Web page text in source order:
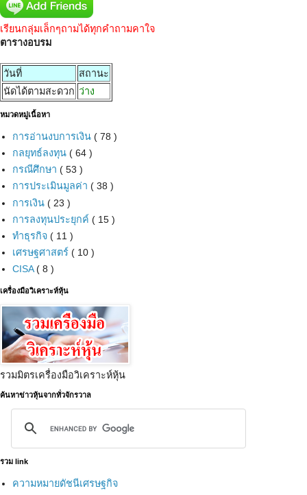
เรียนกลุ่มเล็กๆถามได้ทุกคำถามคาใจ
ตารางอบรม
วันที่
สถานะ
นัดได้ตามสะดวก ว่าง
หมวดหมู่เนื้อหา
การอ่านงบการเงิน ( 78 )
กลยุทธ์ลงทุน ( 64 )
กรณีศึกษา ( 53 )
การประเมินมูลค่า ( 38 )
การเงิน ( 23 )
การลงทุนประยุกค์ ( 15 )
ทำธุรกิจ ( 11 )
เศรษฐศาสตร์ ( 10 )
CISA( 8 )
เครื่องมือวิเคราะห์หุ้น
รวมมิตรเครื่องมือวิเคราะห์หุ้น
ค้นหาข่าวหุ้นจากทั่วจักรวาล
รวม link
ความหมายดัชนีเศรษฐกิจ